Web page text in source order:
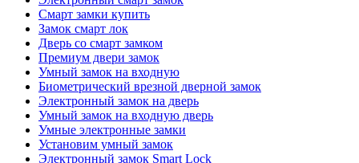
Смарт замки купить
Замок смарт лок
Дверь со смарт замком
Премиум двери замок
Умный замок на входную
Биометрический врезной дверной замок
Электронный замок на дверь
Умный замок на входную дверь
Умные электронные замки
Установим умный замок
Электронный замок Smart Lock